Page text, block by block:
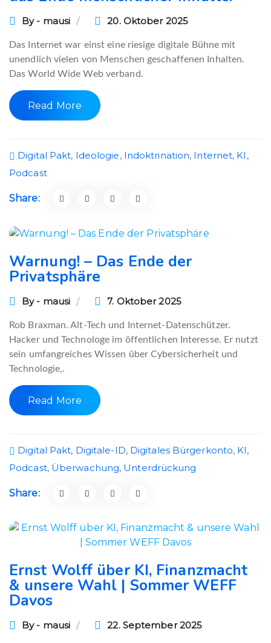
By - mausi 20. Oktober 2025
Das Internet war einst eine riesige digitale Bühne mit
unendlich vielen von Menschen geschaffenen Inhalten.
Das World Wide Web verband.
Read More
Digital Pakt, Ideologie, Indoktrination, Internet, KI ,
Podcast
Share:
Warnung! – Das Ende der
Privatsphäre
By - mausi 7. Oktober 2025
Rob Braxman. Alt-Tech und Internet-Datenschützer.
Hacker und Technologe im öffentlichen Interesse. Er nutzt
sein umfangreiches Wissen über Cybersicherheit und
Technologie,.
Read More
Digital Pakt, Digitale-ID, Digitales Bürgerkonto, KI,
Podcast, Überwachung, Unterdrückung
Share:
Ernst Wolff über KI, Finanzmacht
& unsere Wahl | Sommer WEFF
Davos
By - mausi 22. September 2025